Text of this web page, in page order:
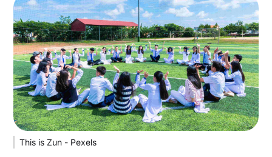
This is Zun - Pexels